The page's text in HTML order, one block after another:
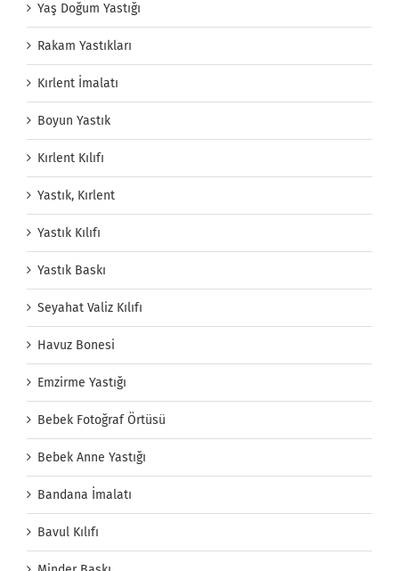
Yaş Doğum Yastığı
Rakam Yastıkları
Kırlent İmalatı
Boyun Yastık
Kırlent Kılıfı
Yastık, Kırlent
Yastık Kılıfı
Yastık Baskı
Seyahat Valiz Kılıfı
Havuz Bonesi
Emzirme Yastığı
Bebek Fotoğraf Örtüsü
Bebek Anne Yastığı
Bandana İmalatı
Bavul Kılıfı